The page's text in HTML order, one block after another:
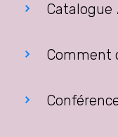
Catalogue
Comment